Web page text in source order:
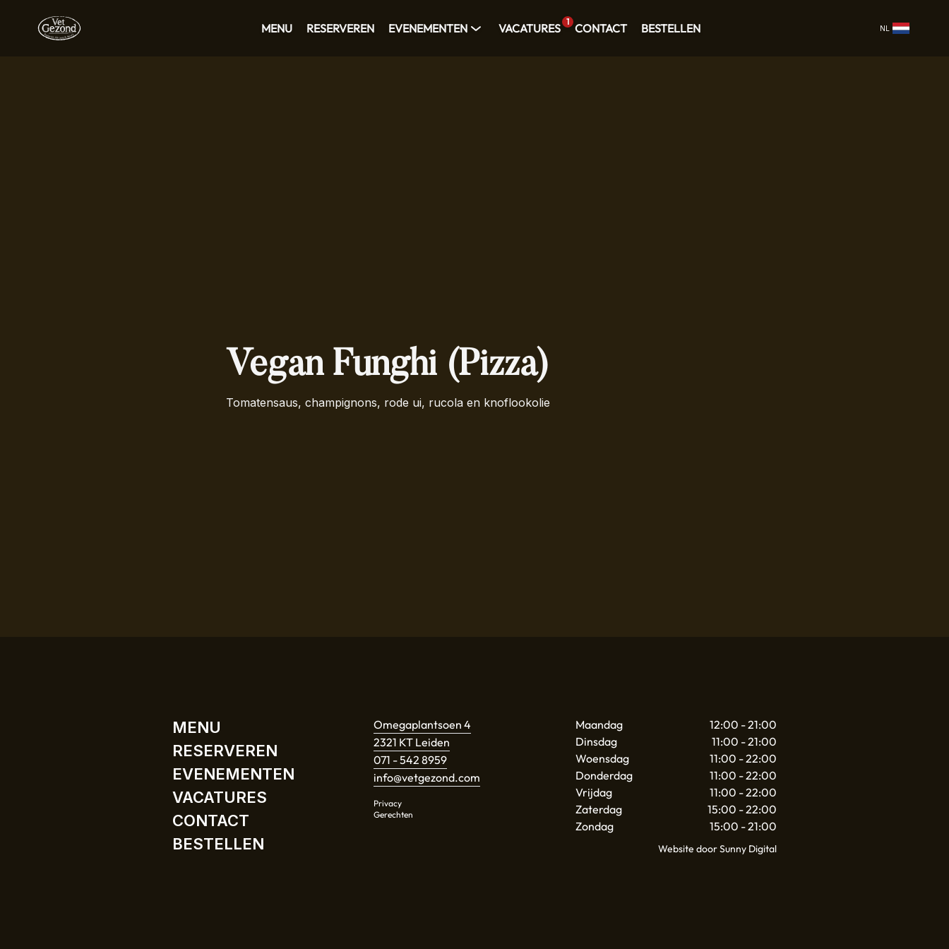
BESTELLEN
CONTACT
VACATURES 1
EVENEMENTEN
RESERVEREN
MENU NL
Vegan Funghi (Pizza)
Tomatensaus, champignons, rode ui, rucola en knoflookolie
MENU
RESERVEREN
EVENEMENTEN
VACATURES
CONTACT
BESTELLEN
Maandag
12:00 - 21:00
Dinsdag
11:00 - 21:00
Woensdag
11:00 - 22:00
Donderdag
11:00 - 22:00
Vrijdag
11:00 - 22:00
Zaterdag
15:00 - 22:00
Zondag
15:00 - 21:00
Website door Sunny Digital
Omegaplantsoen 4
2321 KT Leiden
071 - 542 8959
info@vetgezond.com
Privacy
Gerechten